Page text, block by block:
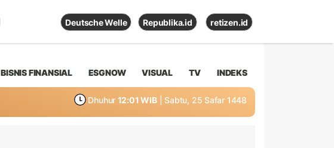
Deutsche Welle Republika.id retizen.id
BISNIS FINANSIAL ESGNOW VISUAL TV INDEKS
Dhuhur 12:01 WIB | Sabtu, 25 Safar 1448